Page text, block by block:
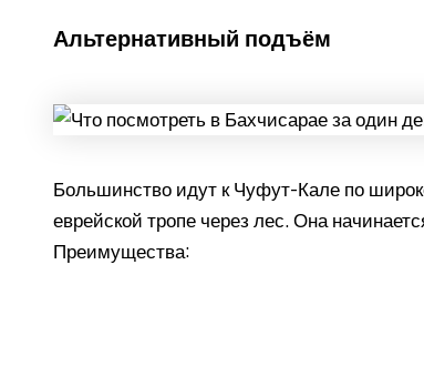
Альтернативный подъём
Большинство идут к Чуфут-Кале по
еврейской тропе через лес. Она
Преимущества: